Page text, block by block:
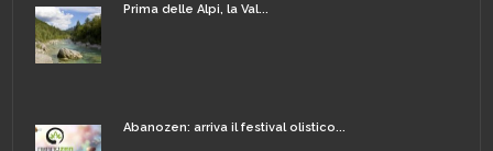
Prima delle Alpi, la Val...
Abanozen: arriva il festival olistico...